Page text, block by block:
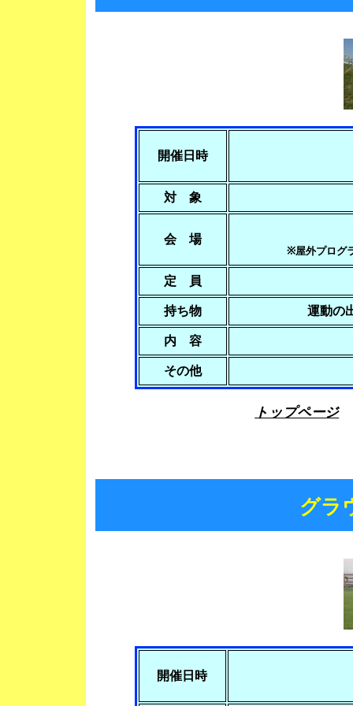
開催日時
対 象
会 場
※屋外プログ
定 員
持ち物 運動の
内 容
その他
トップページ
グラ
開催日時